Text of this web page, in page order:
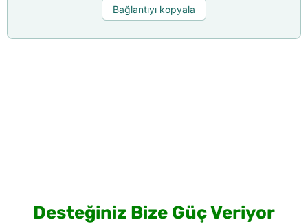
Bağlantıyı kopyala
Desteğiniz Bize Güç Veriyor